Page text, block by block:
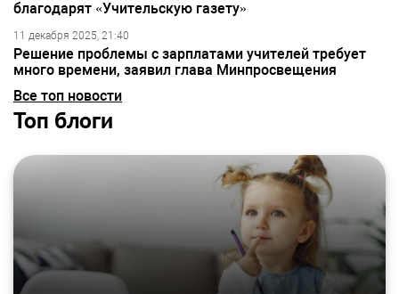
благодарят «Учительскую газету»
11 декабря 2025, 21:40
Решение проблемы с зарплатами учителей требует
много времени, заявил глава Минпросвещения
Все топ новости
Топ блоги